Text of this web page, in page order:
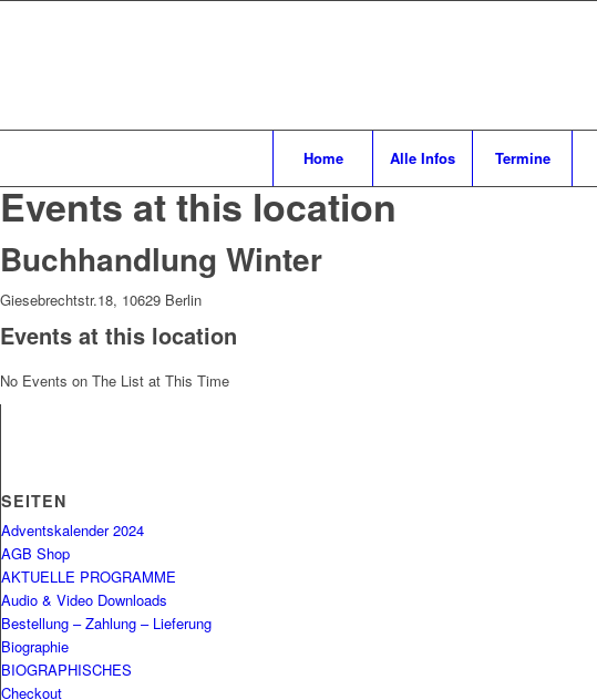
Home Alle Infos Termine
Events at this location
Buchhandlung Winter
Giesebrechtstr.18, 10629 Berlin
Events at this location
No Events on The List at This Time
SEITEN
Adventskalender 2024
AGB Shop
AKTUELLE PROGRAMME
Audio & Video Downloads
Bestellung – Zahlung – Lieferung
Biographie
BIOGRAPHISCHES
Checkout